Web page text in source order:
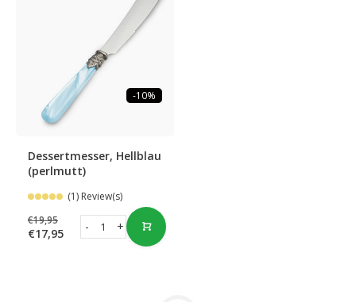
-10%
Dessertmesser, Hellblau
(perlmutt)
(1) Review(s)
€19,95
€17,95 +
-